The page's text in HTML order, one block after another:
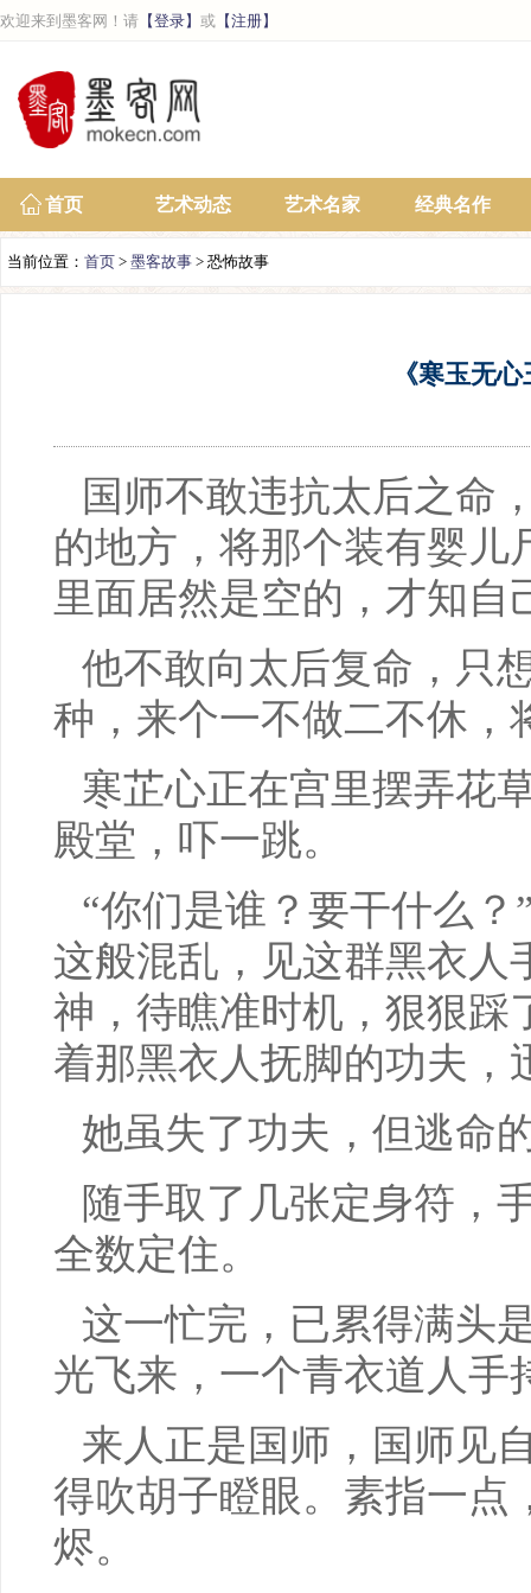
欢迎来到墨客网！请 【登录】 或 【注册】
首页 艺术动态 艺术名家 经典名作
当前位置： 首页 > 墨客故事 > 恐怖故事
《寒玉无
国师不敢违抗太后之命
的地方，将那个装有婴儿
里面居然是空的，才知自
他不敢向太后复命，只
种，来个一不做二不休，
寒芷心正在宫里摆弄花
殿堂，吓一跳。
“你们是谁？要干什么
这般混乱，见这群黑衣人
神，待瞧准时机，狠狠踩
着那黑衣人抚脚的功夫，
她虽失了功夫，但逃命
随手取了几张定身符，
全数定住。
这一忙完，已累得满头
光飞来，一个青衣道人手
来人正是国师，国师见
得吹胡子瞪眼。素指一点
烬。